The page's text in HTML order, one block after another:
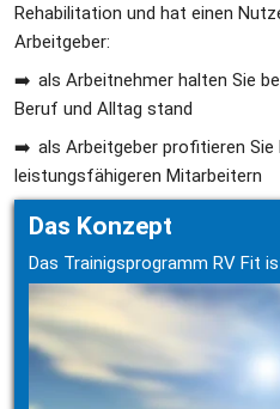
Rehabilitation und hat einen
Arbeitgeber:
➡️  als Arbeitnehmer halten Sie
Beruf und Alltag stand
➡️  als Arbeitgeber profitieren
leistungsfähigeren Mitarbeitern
Das Konzept
Das Trainigsprogramm RV Fit
Phase 1 -
Individuelle Zielsetzung
Trainer- & Ärzteteam